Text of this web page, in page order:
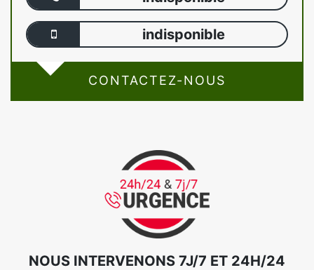
indisponible
CONTACTEZ-NOUS
NOUS INTERVENONS 7J/7 ET 24H/24